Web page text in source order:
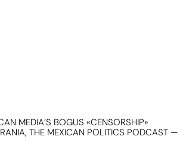
MEDIA’S BOGUS «CENSORSHIP»
THE MEXICAN POLITICS PODCAST —